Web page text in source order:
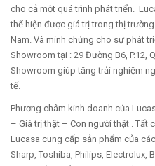
cho cả một quá trình phát triển.
thể hiện được giá trị trong thị
Nam. Và minh chứng cho sự phát
Showroom tại : 29 Đường B6, P.12,
Showroom giúp tăng trải nghiệm
tế.
Phương châm kinh doanh của
– Giá trị thật – Con người thật . Tất
Lucasa cung cấp sản phẩm của
Sharp, Toshiba, Philips, Electrolux,